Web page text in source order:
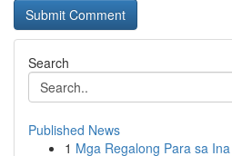
Search
Published News
1 Mga Regalong Para sa